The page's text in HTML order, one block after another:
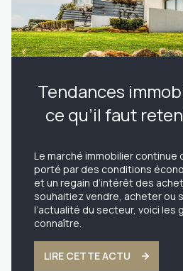
Tendances
ce qu’il faut
Le marché immobilier continue
porté par des conditions
et un regain d’intérêt des
souhaitiez vendre, acheter ou
l’actualité du secteur, voici les
connaître.
LIRE CETTE ACTU